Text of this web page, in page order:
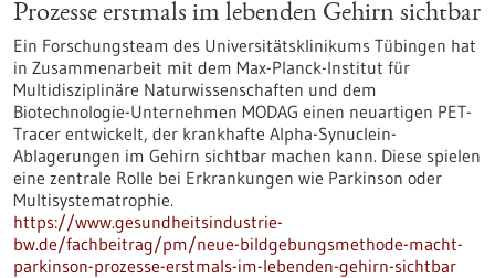
Prozesse erstmals im lebenden Gehirn sichtbar
Ein Forschungsteam des Universitätsklinikums Tübingen hat
in Zusammenarbeit mit dem Max-Planck-Institut für
Multidisziplinäre Naturwissenschaften und dem
Biotechnologie-Unternehmen MODAG einen neuartigen PET-
Tracer entwickelt, der krankhafte Alpha-Synuclein-
Ablagerungen im Gehirn sichtbar machen kann. Diese spielen
eine zentrale Rolle bei Erkrankungen wie Parkinson oder
Multisystematrophie.
https://www.gesundheitsindustrie-
bw.de/fachbeitrag/pm/neue-bildgebungsmethode-macht-
parkinson-prozesse-erstmals-im-lebenden-gehirn-sichtbar